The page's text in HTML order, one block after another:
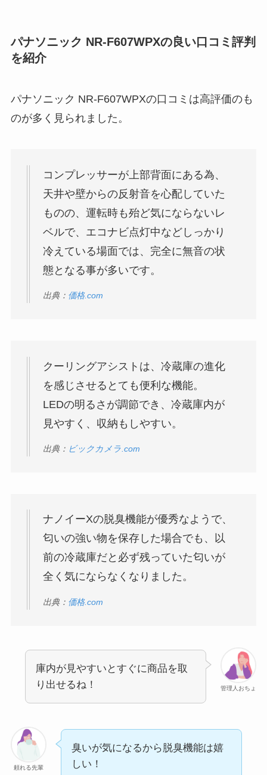
パナソニック NR-F607WPXの良い口コミ評判
を紹介
パナソニック NR-F607WPXの口コミは高評価のも
のが多く見られました。
コンプレッサーが上部背面にある為、
天井や壁からの反射音を心配していた
ものの、運転時も殆ど気にならないレ
ベルで、エコナビ点灯中などしっかり
冷えている場面では、完全に無音の状
態となる事が多いです。
出典： 価格.com
クーリングアシストは、冷蔵庫の進化
を感じさせるとても便利な機能。
LEDの明るさが調節でき、冷蔵庫内が
見やすく、収納もしやすい。
出典： ビックカメラ.com
ナノイーXの脱臭機能が優秀なようで、
匂いの強い物を保存した場合でも、以
前の冷蔵庫だと必ず残っていた匂いが
全く気にならなくなりました。
出典： 価格.com
管理人おちょ
庫内が見やすいとすぐに商品を取
り出せるね！
頼れる先輩
臭いが気になるから脱臭機能は嬉
しい！